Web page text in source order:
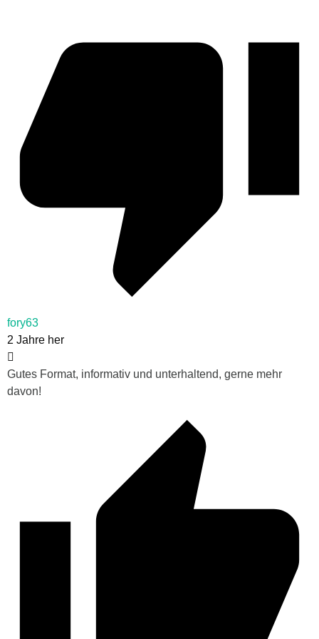
fory63
2 Jahre her
Gutes Format, informativ und unterhaltend, gerne mehr
davon!